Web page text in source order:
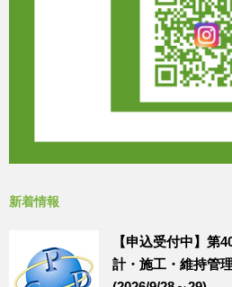
新着情報
【申込受付中】第
計・施工・維持管